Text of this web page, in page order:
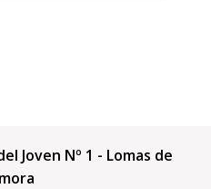
Joven Nº 1 - Lomas de